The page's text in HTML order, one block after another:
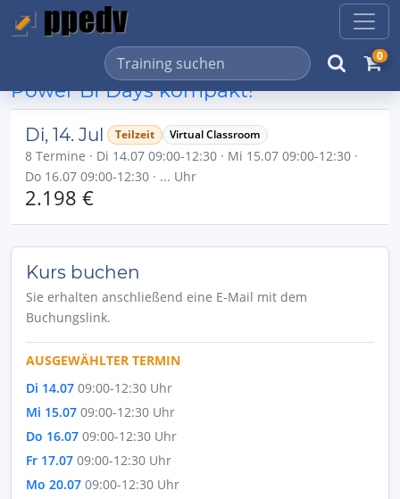
0
Power BI Days kompakt!
Di, 14. Jul Teilzeit Virtual Classroom
8 Termine · Di 14.07 09:00-12:30 · Mi 15.07 09:00-12:30 ·
Do 16.07 09:00-12:30 · ... Uhr
2.198 €
Kurs buchen
Sie erhalten anschließend eine E-Mail mit dem
Buchungslink.
AUSGEWÄHLTER TERMIN
Di 14.07 09:00-12:30 Uhr
Mi 15.07 09:00-12:30 Uhr
Do 16.07 09:00-12:30 Uhr
Fr 17.07 09:00-12:30 Uhr
Mo 20.07 09:00-12:30 Uhr